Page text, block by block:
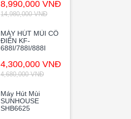
8,990,000 VNĐ
14,980,000 VNĐ
MÁY HÚT MÙI CỔ
ĐIỂN KF-
688I/788I/888I
4,300,000 VNĐ
4,680,000 VNĐ
Máy Hút Mùi
SUNHOUSE
SHB6625